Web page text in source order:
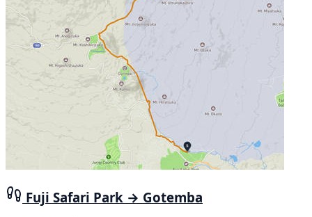
Fuji Safari Park → Gotemba